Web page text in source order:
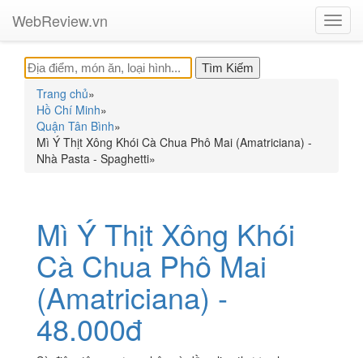
WebReview.vn
Trang chủ»
Hồ Chí Minh»
Quận Tân Bình»
Mì Ý Thịt Xông Khói Cà Chua Phô Mai (Amatriciana) -
Nhà Pasta - Spaghetti»
Mì Ý Thịt Xông Khói
Cà Chua Phô Mai
(Amatriciana) -
48.000đ